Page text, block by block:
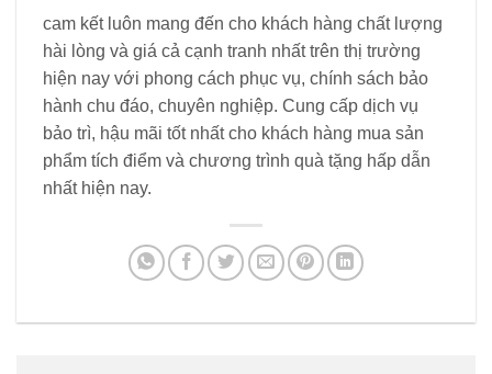
cam kết luôn mang đến cho khách hàng chất lượng
hài lòng và giá cả cạnh tranh nhất trên thị trường
hiện nay với phong cách phục vụ, chính sách bảo
hành chu đáo, chuyên nghiệp. Cung cấp dịch vụ
bảo trì, hậu mãi tốt nhất cho khách hàng mua sản
phẩm tích điểm và chương trình quà tặng hấp dẫn
nhất hiện nay.